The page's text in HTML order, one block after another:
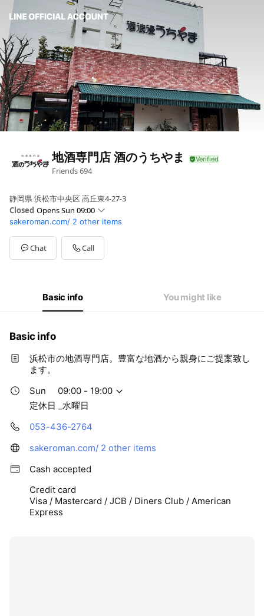
地酒専門店 酒のうちやま
Friends694
静岡県 浜松市中央区 高丘東4-27-3
Closed Opens Sun 09:00
Sun09:00 - 19:00
Mon09:00 - 20:00
Tue09:00 - 20:00
WedClosed
09:00 - 20:00
定休日 _水曜日
sakeroman.com/ 2 other items
Chat Call
Basic info You might like
Basic info
浜松市の地酒専門店。豊富な地酒から親身にご提案致し
ます。
Sun
09:00 - 19:00
定休日 _水曜日
053-436-2764
sakeroman.com/ 2 other items
Cash accepted
Credit card
Visa / Mastercard / JCB / Diners Club / American
Express